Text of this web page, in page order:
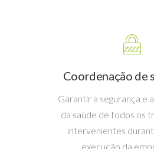
Coordenação de
Garantir a segurança e
da saúde de todos os
intervenientes
execução da